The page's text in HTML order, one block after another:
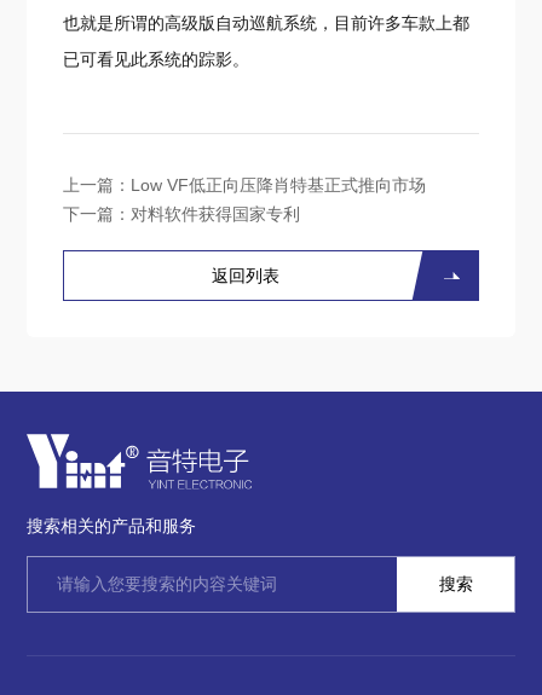
也就是所谓的高级版自动巡航系统，目前许多车款上都
已可看见此系统的踪影。
上一篇： Low VF低正向压降肖特基正式推向市场
下一篇： 对料软件获得国家专利
返回列表
搜索相关的产品和服务